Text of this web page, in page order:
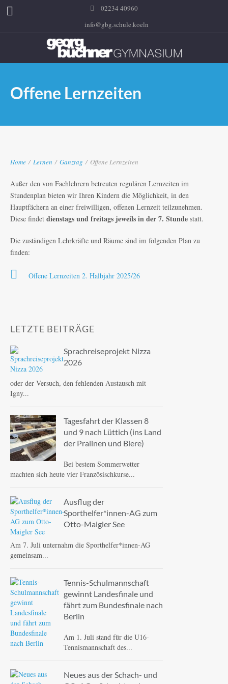
02234 40960
info@gbg.schule.koeln
Offene Lernzeiten
Home / Lernen / Ganztag / Offene Lernzeiten
Außer den von Fachlehrern betreuten regulären Lernzeiten im
Stundenplan bieten wir Ihren Kindern die Möglichkeit, in den
Hauptfächern an einer freiwilligen, offenen Lernzeit teilzunehmen.
Diese findet dienstags und freitags jeweils in der 7. Stunde statt.
Die zuständigen Lehrkräfte und Räume sind im folgenden Plan zu
finden:
Offene Lernzeiten 2. Halbjahr 2025/26
LETZTE BEITRÄGE
Sprachreiseprojekt Nizza
2026
oder der Versuch, den fehlenden Austausch mit
Igny...
Tagesfahrt der Klassen 8
und 9 nach Lüttich (ins Land
der Pralinen und Biere)
Bei bestem Sommerwetter
machten sich heute vier Französischkurse...
Ausflug der
Sporthelfer*innen-AG zum
Otto-Maigler See
Am 7. Juli unternahm die Sporthelfer*innen-AG
gemeinsam...
Tennis-Schulmannschaft
gewinnt Landesfinale und
fährt zum Bundesfinale nach
Berlin
Am 1. Juli stand für die U16-
Tennismannschaft des...
Neues aus der Schach- und